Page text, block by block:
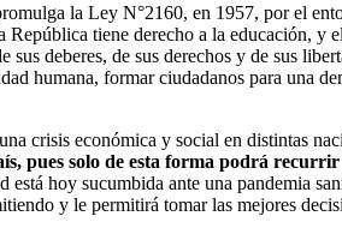
la Ley N°2160, en 1957, por el
tiene derecho a la educación, y
deberes, de sus derechos y de sus
humana, formar ciudadanos para una
crisis económica y social en distintas
pues solo de esta forma podrá recurrir
está hoy sucumbida ante una pandemia
y le permitirá tomar las mejores